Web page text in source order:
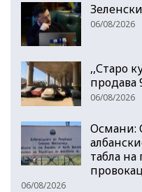
06/08/2026
,,Старо
продава
06/08/2026
Османи:
табла
06/08/2026